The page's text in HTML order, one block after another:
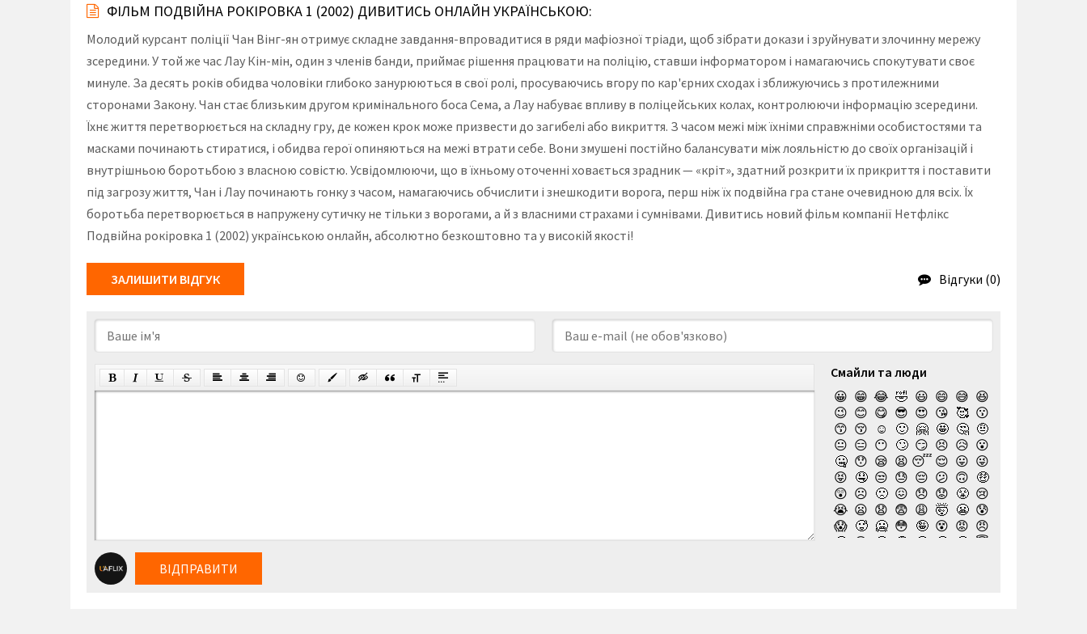
ФІЛЬМ ПОДВІЙНА РОКІРОВКА 1 (2002) ДИВИТИСЬ ОНЛАЙН УКРАЇНСЬКОЮ:
Молодий курсант поліції Чан Вінг-ян отримує складне завдання-впровадитися в ряди мафіозної тріади, щоб зібрати докази і зруйнувати злочинну мережу
зсередини. У той же час Лау Кін-мін, один з членів банди, приймає рішення працювати на поліцію, ставши інформатором і намагаючись спокутувати своє
минуле. За десять років обидва чоловіки глибоко занурюються в свої ролі, просуваючись вгору по кар'єрних сходах і зближуючись з протилежними
сторонами Закону. Чан стає близьким другом кримінального боса Сема, а Лау набуває впливу в поліцейських колах, контролюючи інформацію зсередини.
Їхнє життя перетворюється на складну гру, де кожен крок може призвести до загибелі або викриття. З часом межі між їхніми справжніми особистостями та
масками починають стиратися, і обидва герої опиняються на межі втрати себе. Вони змушені постійно балансувати між лояльністю до своїх організацій і
внутрішньою боротьбою з власною совістю. Усвідомлюючи, що в їхньому оточенні ховається зрадник — «кріт», здатний розкрити їх прикриття і поставити
під загрозу життя, Чан і Лау починають гонку з часом, намагаючись обчислити і знешкодити ворога, перш ніж їх подвійна гра стане очевидною для всіх. Їх
боротьба перетворюється в напружену сутичку не тільки з ворогами, а й з власними страхами і сумнівами. Дивитись новий фільм компанії Нетфлікс
Подвійна рокіровка 1 (2002) українською онлайн, абсолютно безкоштовно та у високій якості!
ЗАЛИШИТИ ВІДГУК Відгуки (0)
Смайли та люди
😀 😁 😂 🤣 😃 😄 😅 😆
😉 😊 😋 😎 😍 😘 🥰 😗
😙 😚 ☺️ 🙂 🤗 🤩 🤔 🤨
😐 😑 😶 🙄 😏 😣 😥 😮
🤐 😯 😪 😫 😴 😌 😛 😜
😝 🤤 😒 😓 😔 😕 🙃 🤑
😲 ☹️ 🙁 😖 😞 😟 😤 😢
😭 😦 😧 😨 😩 🤯 😬 😰
😱 🥵 🥶 😳 🤪 😵 😡 😠
🤬
😷 🤒 🤕 🤢 🤮 🤧 😇
ВІДПРАВИТИ